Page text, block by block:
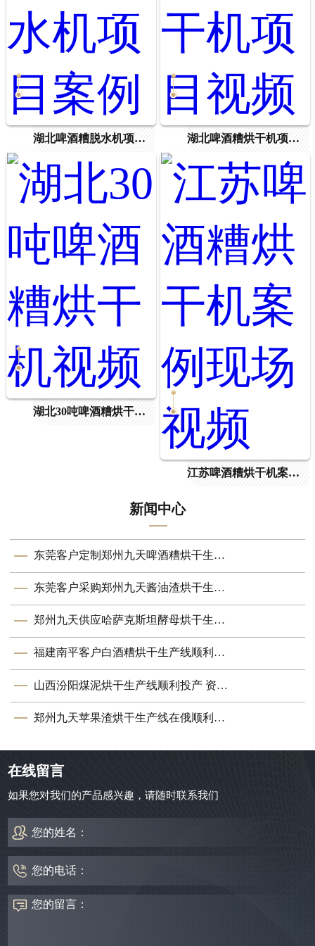
湖北啤酒糟脱水机项目案例 湖北啤酒糟烘干机项目视频
湖北30吨啤酒糟烘干机视频
江苏啤酒糟烘干机案例现场视频
新闻中心
东莞客户定制郑州九天啤酒糟烘干生产线成功投产 助力资源高效循环
东莞客户采购郑州九天酱油渣烘干生产线顺利投产
郑州九天供应哈萨克斯坦酵母烘干生产线顺利投产
福建南平客户白酒糟烘干生产线顺利投产 郑州九天设备赋能资源循环
山西汾阳煤泥烘干生产线顺利投产 资源利用再添新助力
郑州九天苹果渣烘干生产线在俄顺利投产
在线留言
如果您对我们的产品感兴趣，请随时联系我们